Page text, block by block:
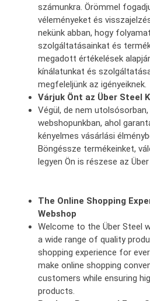
számunkra. Örömmel
véleményeket és
nekünk abban, hogy
szolgáltatásainkat és
megadott értékelések
kínálatunkat és
megfeleljünk az igényeiknek.
Várjuk Önt az Über Steel
Végül, de nem
webshopunkban, ahol
kényelmes vásárlási
Böngéssze termékeinket,
legyen Ön is részese az
The Online Shopping
Webshop
Welcome to the Über Steel
a wide range of quality
shopping experience for
make online shopping
customers while ensuring
products.